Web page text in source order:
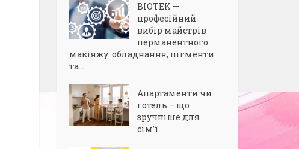
BIOTEK —
професійний
вибір майстрів
перманентного
макіяжу: обладнання, пігменти
та...
Апартаменти чи
готель – що
зручніше для
сім’ї